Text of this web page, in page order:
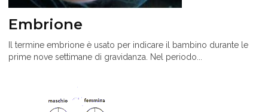
Embrione
Il termine embrione è usato per indicare il bambino durante le
prime nove settimane di gravidanza. Nel periodo...